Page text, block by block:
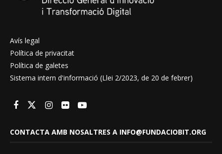
Avís legal
Política de privacitat
Política de galetes
Sistema intern d'informació (Llei 2/2023, de 20 de febrer)
CONTACTA AMB NOSALTRES A INFO@FUNDACIOBIT.ORG